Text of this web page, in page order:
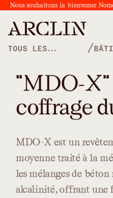
Nous souhaitons la bienvenue
TOUS LES
/
"MDO-X"
coffrage
MDO-X estun
moyenne traité à la
lesmélangesde béton
alcalinité,offrantune